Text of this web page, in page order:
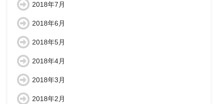
2018年7月
2018年6月
2018年5月
2018年4月
2018年3月
2018年2月